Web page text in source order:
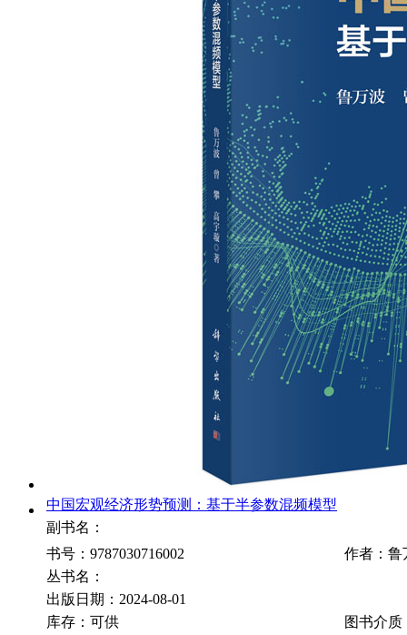
中国宏观经济形势预测：基于半参数混频模型
副书名：
书号：9787030716002
作者：鲁
丛书名：
出版日期：2024-08-01
库存：可供
图书介质